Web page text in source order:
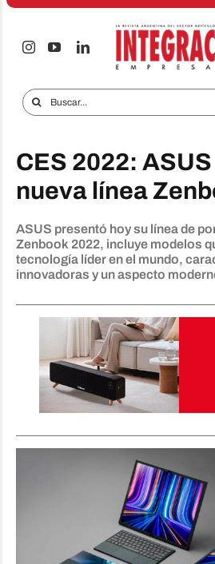
Saltar
Audio & TV
iTECNO
Celulares
Informes Especiales
Buscar:
CES 2022:
nueva línea
ASUS presentó hoy su línea de
Zenbook 2022, incluye modelos
tecnología líder en el mundo,
innovadoras y un aspecto